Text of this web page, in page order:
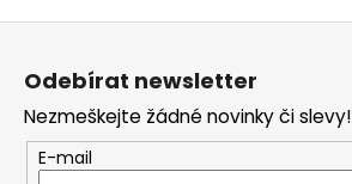
Z
Odebírat newsletter
Nezmeškejte žádné novinky či slevy!
E-mail